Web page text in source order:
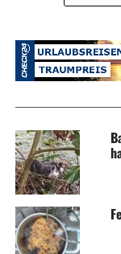
Symbolfoto /
RELATED TOPICS:
UP NEXT
Feuerwehr:
DON'T MISS